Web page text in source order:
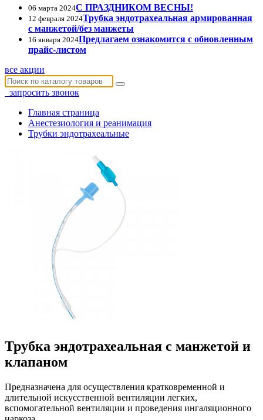
06 марта 2024С ПРАЗДНИКОМ ВЕСНЫ!
12 февраля 2024Трубка эндотрахеальная армированная
с манжетой/без манжеты
16 января 2024Предлагаем ознакомится с обновленным
прайс-листом
все акции
запросить звонок
Главная страница
Анестезиология и реанимация
Трубки эндотрахеальные
Трубка эндотрахеальная с манжетой и
клапаном
Предназначена для осуществления кратковременной и
длительной искусственной вентиляции легких,
вспомогательной вентиляции и проведения ингаляционного